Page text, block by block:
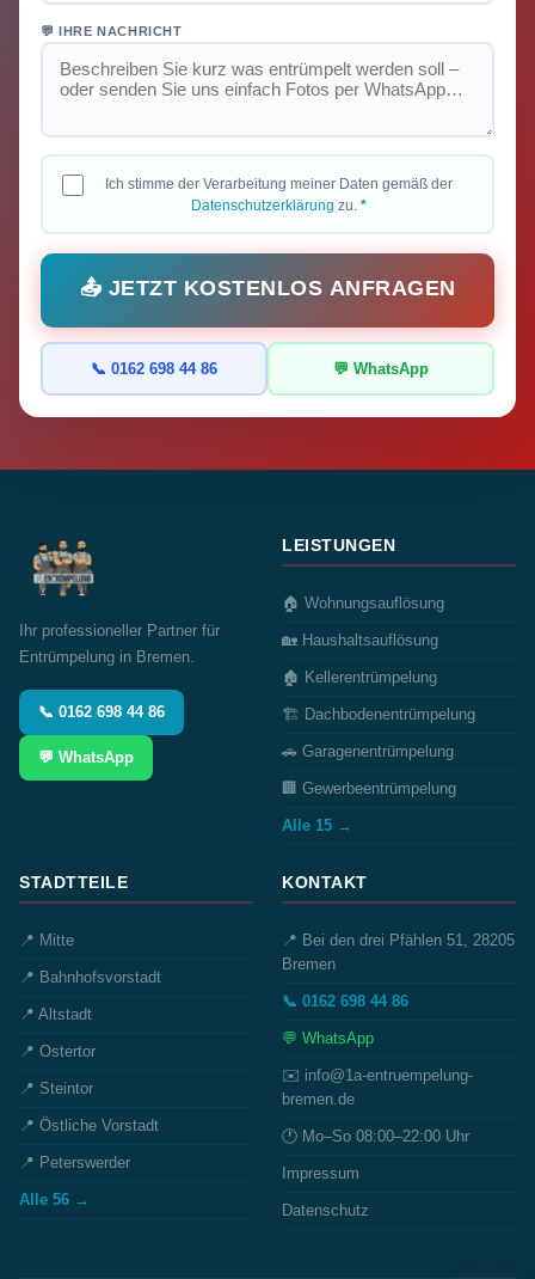
💬 IHRE NACHRICHT
Ich stimme der Verarbeitung meiner Daten gemäß der
Datenschutzerklärung zu. *
📤 JETZT KOSTENLOS ANFRAGEN
📞 0162 698 44 86 💬 WhatsApp
Ihr professioneller Partner für
Entrümpelung in Bremen.
📞 0162 698 44 86
💬 WhatsApp
LEISTUNGEN
🏠 Wohnungsauflösung
🏡 Haushaltsauflösung
🏚️ Kellerentrümpelung
🏗️ Dachbodenentrümpelung
🚗 Garagenentrümpelung
🏢 Gewerbeentrümpelung
Alle 15 →
STADTTEILE
📍 Mitte
📍 Bahnhofsvorstadt
📍 Altstadt
📍 Ostertor
📍 Steintor
📍 Östliche Vorstadt
📍 Peterswerder
Alle 56 →
KONTAKT
📍 Bei den drei Pfählen 51, 28205
Bremen
📞 0162 698 44 86
💬 WhatsApp
✉️ info@1a-entruempelung-
bremen.de
🕐 Mo–So 08:00–22:00 Uhr
Impressum
Datenschutz